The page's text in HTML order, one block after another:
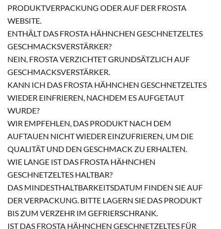
PRODUKTVERPACKUNG ODER AUF DER FROSTA
WEBSITE.
ENTHÄLT DAS FROSTA HÄHNCHEN GESCHNETZELTES
GESCHMACKSVERSTÄRKER?
NEIN, FROSTA VERZICHTET GRUNDSÄTZLICH AUF
GESCHMACKSVERSTÄRKER.
KANN ICH DAS FROSTA HÄHNCHEN GESCHNETZELTES
WIEDER EINFRIEREN, NACHDEM ES AUFGETAUT
WURDE?
WIR EMPFEHLEN, DAS PRODUKT NACH DEM
AUFTAUEN NICHT WIEDER EINZUFRIEREN, UM DIE
QUALITÄT UND DEN GESCHMACK ZU ERHALTEN.
WIE LANGE IST DAS FROSTA HÄHNCHEN
GESCHNETZELTES HALTBAR?
DAS MINDESTHALTBARKEITSDATUM FINDEN SIE AUF
DER VERPACKUNG. BITTE LAGERN SIE DAS PRODUKT
BIS ZUM VERZEHR IM GEFRIERSCHRANK.
IST DAS FROSTA HÄHNCHEN GESCHNETZELTES FÜR